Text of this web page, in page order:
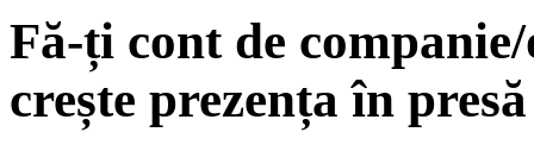
Fă-ți cont de
crește prezența în